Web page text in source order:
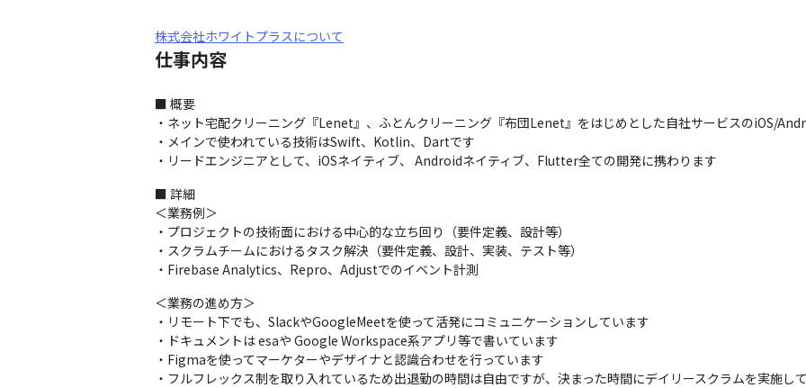
株式会社ホワイトプラスについて
仕事内容
■ 概要
・ネット宅配クリーニング『Lenet』、ふとんクリーニング『布団Lenet』をはじめとした自社サービスのiOS/
・メインで使われている技術はSwift、Kotlin、Dartです
・リードエンジニアとして、iOSネイティブ、 Androidネイティブ、Flutter全ての開発に携わります
■ 詳細
＜業務例＞
・プロジェクトの技術面における中心的な立ち回り（要件定義、設計等）
・スクラムチームにおけるタスク解決（要件定義、設計、実装、テスト等）
・Firebase Analytics、Repro、Adjustでのイベント計測
＜業務の進め方＞
・リモート下でも、SlackやGoogleMeetを使って活発にコミュニケーションしています
・ドキュメントは esaや Google Workspace系アプリ等で書いています
・Figmaを使ってマーケターやデザイナと認識合わせを行っています
・フルフレックス制を取り入れているため出退勤の時間は自由ですが、決まった時間にデイリースクラムを実施し